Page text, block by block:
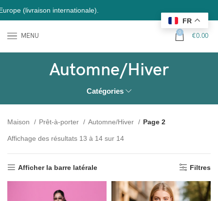
(livraison internationale).
MENU 0 €0.00
Automne/Hiver
Catégories
Maison Prêt-à-porter Automne/Hiver Page 2
Affichage des résultats 13 à 14 sur 14
Afficher la barre latérale Filtres
FR